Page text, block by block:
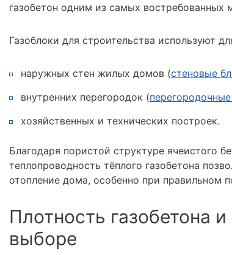
газобетон одним из самых востребованных
Газоблоки для строительства используют
наружных стен жилых домов (стеновые
внутренних перегородок (
хозяйственных и технических построек.
Благодаря пористой структуре ячеистого
теплопроводность тёплого газобетона
отопление дома, особенно при правильном
Плотность газобетона
выборе